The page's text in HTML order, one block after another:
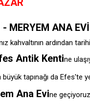
MERYEM ANA
kahvaltının ardından
Antik Kentine
tapınağı da Efes'te
Ana Evine